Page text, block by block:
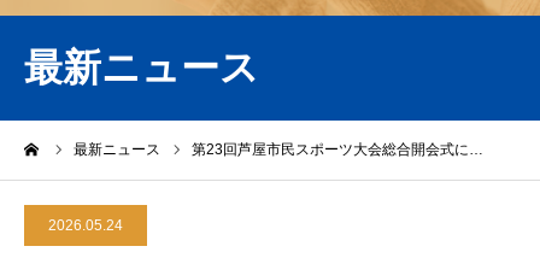
最新ニュース
最新ニュース 第23回芦屋市民スポーツ大会総合開会式に…
2026.05.24